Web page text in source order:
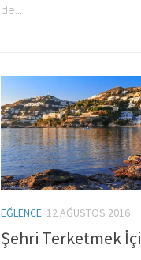
de...
EĞLENCE 12 AĞUSTOS 2016
Şehri Terketmek